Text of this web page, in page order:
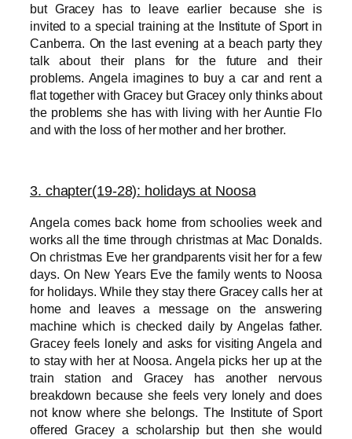
but Gracey has to leave earlier because she is
invited to a special training at the Institute of Sport in
Canberra. On the last evening at a beach party they
talk about their plans for the future and their
problems. Angela imagines to buy a car and rent a
flat together with Gracey but Gracey only thinks about
the problems she has with living with her Auntie Flo
and with the loss of her mother and her brother.
3. chapter(19-28): holidays at Noosa
Angela comes back home from schoolies week and
works all the time through christmas at Mac Donalds.
On christmas Eve her grandparents visit her for a few
days. On New Years Eve the family wents to Noosa
for holidays. While they stay there Gracey calls her at
home and leaves a message on the answering
machine which is checked daily by Angelas father.
Gracey feels lonely and asks for visiting Angela and
to stay with her at Noosa. Angela picks her up at the
train station and Gracey has another nervous
breakdown because she feels very lonely and does
not know where she belongs. The Institute of Sport
offered Gracey a scholarship but then she would